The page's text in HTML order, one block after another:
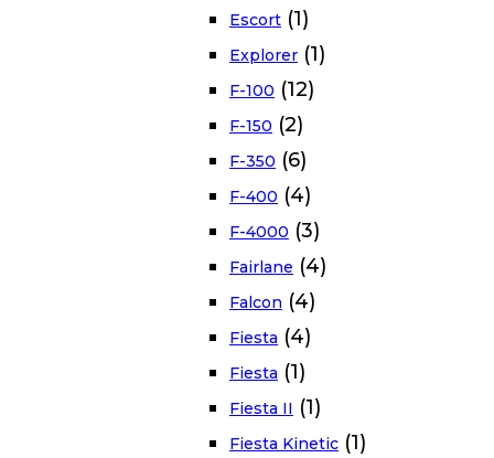
Escort (1)
Explorer (1)
F-100 (12)
F-150 (2)
F-350 (6)
F-400 (4)
F-4000 (3)
Fairlane (4)
Falcon (4)
Fiesta (4)
Fiesta (1)
Fiesta II (1)
Fiesta Kinetic (1)